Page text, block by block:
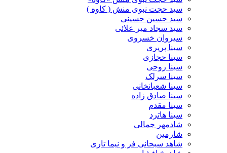
سید حجت نبوی منش ( کاوه )
سید حسین حسینى
سید سجاد میر علائی
سیروان خسروی
سینا پرپری
سینا حجازی
سینا روحی
سینا سرلک
سینا شعبانخانی
سینا صادق زاده
سینا مقدم
سینا هاترد
شادمهر جمالی
شارمین
شاهد سبحانی فر و نیما تاری